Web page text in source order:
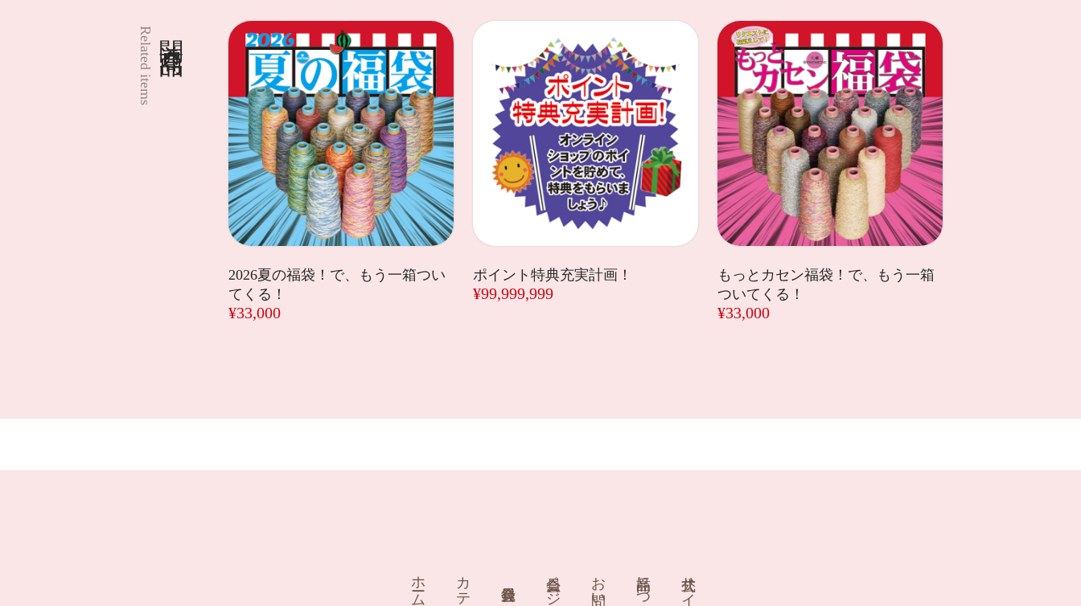
Related items
2026夏の福袋！で、もう一箱つい
てくる！
¥33,000
ポイント特典充実計画！
¥99,999,999
もっとカセン福袋！で、もう一箱
ついてくる！
¥33,000
ホーム 会員ページ 公式サイト